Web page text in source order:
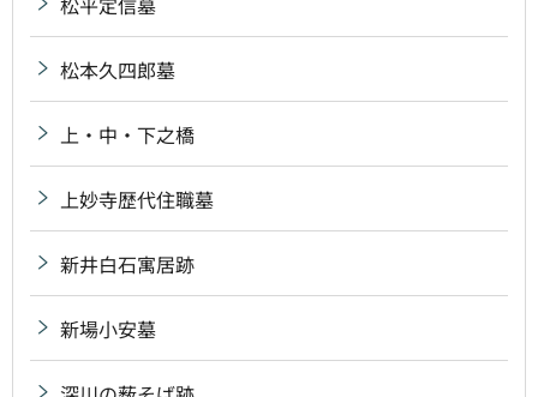
松本久四郎墓
上・中・下之橋
上妙寺歴代住職墓
新井白石寓居跡
新場小安墓